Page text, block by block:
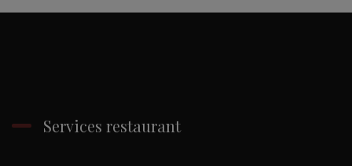
Services restaurant